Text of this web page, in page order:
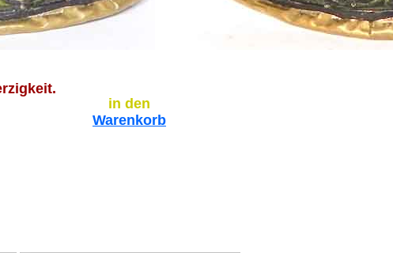
in den
Warenkorb